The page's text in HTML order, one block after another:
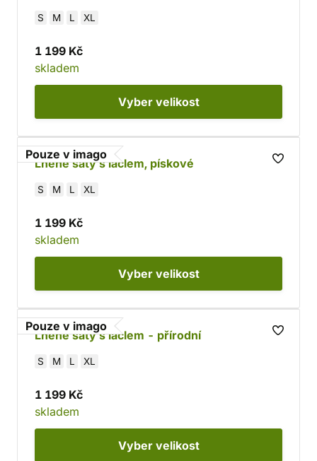
S M L XL
1 199 Kč
skladem
Vyber velikost
Pouze v imago
Lněné šaty s laclem, pískové
S M L XL
1 199 Kč
skladem
Vyber velikost
Pouze v imago
Lněné šaty s laclem - přírodní
S M L XL
1 199 Kč
skladem
Vyber velikost